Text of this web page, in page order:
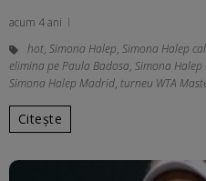
acum 4 ani
hot, Simona Halep, Simona Halep
elimina pe Paula Badosa, Simona
Simona Halep Madrid, turneu WTA
Citește